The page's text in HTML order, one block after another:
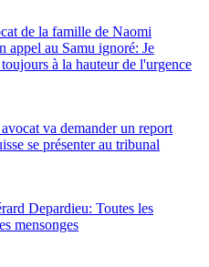
de la famille de Naomi
appel au Samu ignoré: Je
à la hauteur de l'urgence
va demander un report
se présenter au tribunal
Depardieu: Toutes les
mensonges